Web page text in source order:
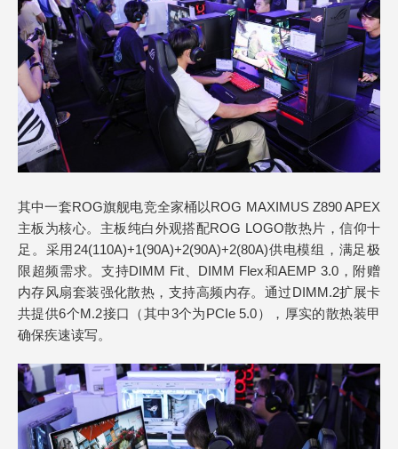
其中一套ROG旗舰电竞全家桶以ROG MAXIMUS Z890 APEX
主板为核心。主板纯白外观搭配ROG LOGO散热片，信仰十
足。采用24(110A)+1(90A)+2(90A)+2(80A)供电模组，满足极
限超频需求。支持DIMM Fit、DIMM Flex和AEMP 3.0，附赠
内存风扇套装强化散热，支持高频内存。通过DIMM.2扩展卡
共提供6个M.2接口（其中3个为PCIe 5.0），厚实的散热装甲
确保疾速读写。